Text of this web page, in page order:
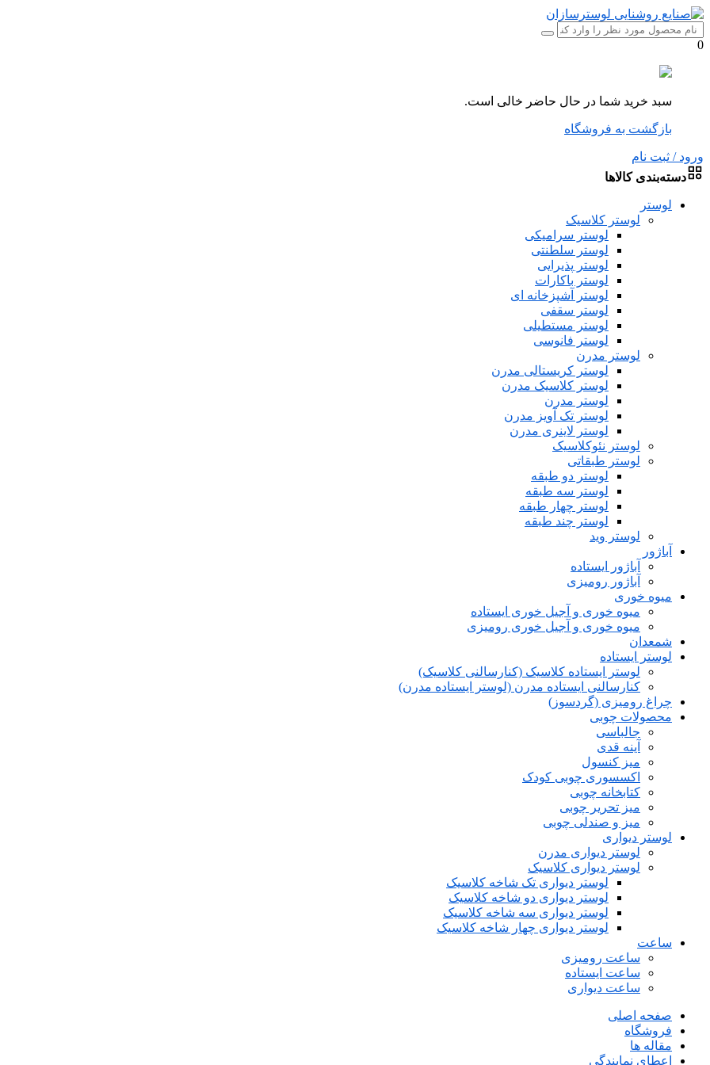
0
سبد خرید شما در حال حاضر خالی است.
بازگشت به فروشگاه
ورود / ثبت نام
دسته‌بندی کالاها
لوستر
لوستر کلاسیک
لوستر سرامیکی
لوستر سلطنتی
لوستر پذیرایی
لوستر باکارات
لوستر آشپزخانه ای
لوستر سقفی
لوستر مستطیلی
لوستر فانوسی
لوستر مدرن
لوستر کریستالی مدرن
لوستر کلاسیک مدرن
لوستر مدرن
لوستر تک آویز مدرن
لوستر لاینری مدرن
لوستر نئوکلاسیک
لوستر طبقاتی
لوستر دو طبقه
لوستر سه طبقه
لوستر چهار طبقه
لوستر چند طبقه
لوستر وید
آباژور
آباژور ایستاده
آباژور رومیزی
میوه خوری
میوه خوری و آجیل خوری ایستاده
میوه خوری و آجیل خوری رومیزی
شمعدان
لوستر ایستاده
لوستر ایستاده کلاسیک (کنارسالنی کلاسیک)
کنارسالنی ایستاده مدرن (لوستر ایستاده مدرن)
چراغ رومیزی (گردسوز)
محصولات چوبی
جالباسی
آینه قدی
میز کنسول
اکسسوری چوبی کودک
کتابخانه چوبی
میز تحریر چوبی
میز و صندلی چوبی
لوستر دیواری
لوستر دیواری مدرن
لوستر دیواری کلاسیک
لوستر دیواری تک شاخه کلاسیک
لوستر دیواری دو شاخه کلاسیک
لوستر دیواری سه شاخه کلاسیک
لوستر دیواری چهار شاخه کلاسیک
ساعت
ساعت رومیزی
ساعت ایستاده
ساعت دیواری
صفحه اصلی
فروشگاه
مقاله ها
اعطای نمایندگی